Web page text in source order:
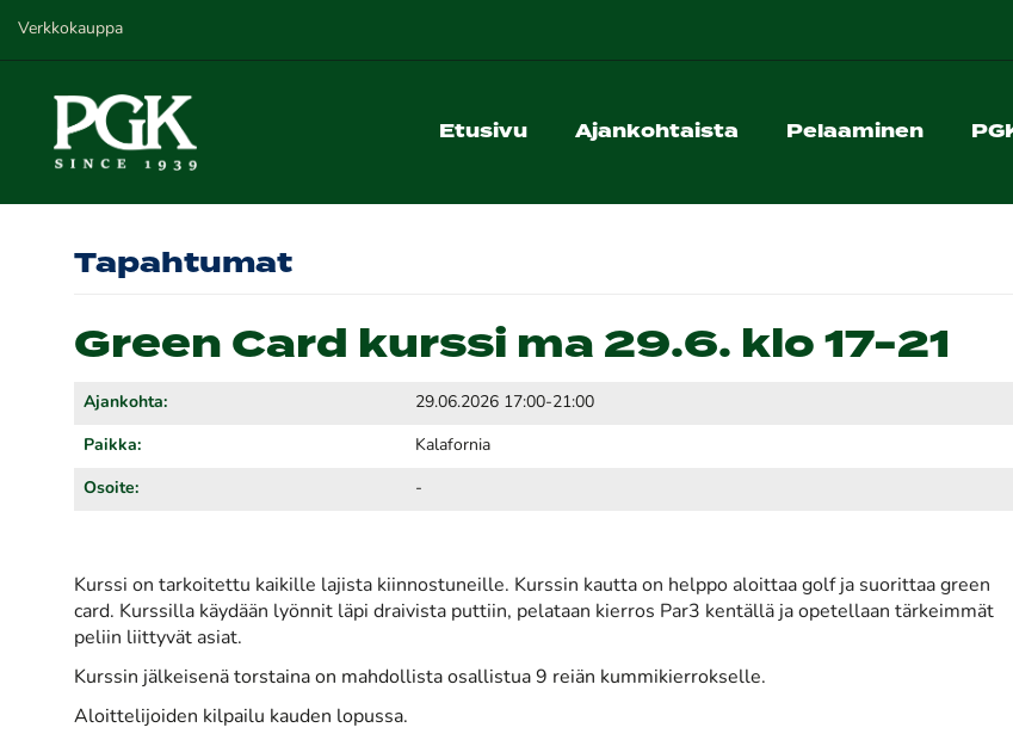
Verkkokauppa
Etusivu Ajankohtaista Pelaaminen
Tapahtumat
Green Card kurssi ma 29.6. klo 17-21
Ajankohta: 29.06.2026 17:00-21:00
Paikka: Kalafornia
Osoite: -
Kurssi on tarkoitettu kaikille lajista kiinnostuneille. Kurssin kautta on helppo aloittaa golf ja suorittaa green
card. Kurssilla käydään lyönnit läpi draivista puttiin, pelataan kierros Par3 kentällä ja opetellaan tärkeimmät
peliin liittyvät asiat.
Kurssin jälkeisenä torstaina on mahdollista osallistua 9 reiän kummikierrokselle.
Aloittelijoiden kilpailu kauden lopussa.